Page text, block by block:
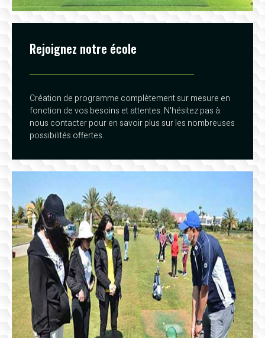
Rejoignez notre école
Création de programme complètement sur mesure en
fonction de vos besoins et attentes. N'hésitez pas à
nous contacter pour en savoir plus sur les nombreuses
possibilités offertes.